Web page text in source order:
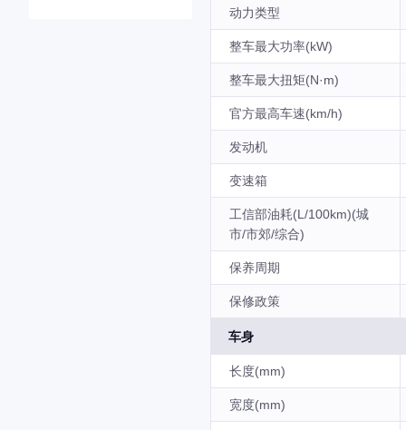
动力类型
整车最大功率(kW)
整车最大扭矩(N·m)
官方最高车速(km/h)
发动机
变速箱
工信部油耗(L/100km)(城
市/市郊/综合)
保养周期
保修政策
车身
长度(mm)
宽度(mm)